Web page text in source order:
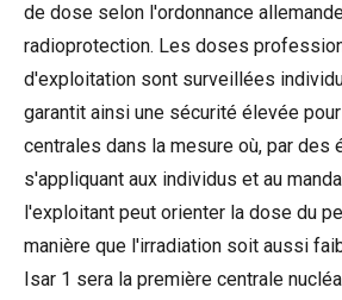
de dose selon l'ordonnance
radioprotection. Les doses
d'exploitation sont surveillées
garantit ainsi une sécurité élevée
centrales dans la mesure où, par des
s'appliquant aux individus et au
l'exploitant peut orienter la dose du
manière que l'irradiation soit aussi
Isar 1 sera la première centrale